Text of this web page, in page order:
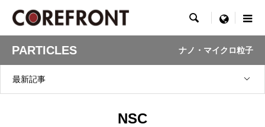
 menu
PARTICLES ナノ・マイクロ粒子
最新記事
NSC